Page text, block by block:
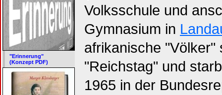
"Erinnerung"
(Konzept PDF)
Volksschule und
Gymnasium in
afrikanische
"Reichstag" und
1965 in der